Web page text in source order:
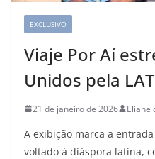
EXCLUSIVO
Viaje Por Aí
Unidos pela
21 de janeiro de 2026 Eliane
A exibição marca a
voltado à diáspora latina,